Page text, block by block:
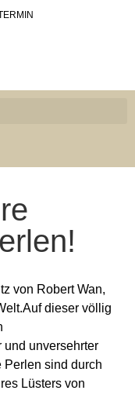
von Robert Wan,
dieser völlig
und unversehrter
Perlen sind durch
Lüsters von